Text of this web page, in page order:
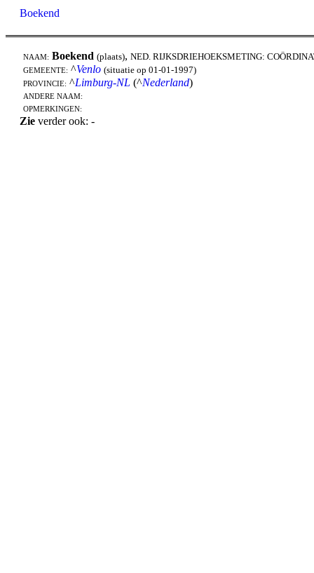
Boekend
NAAM: Boekend (plaats), NED. RIJKSDRIEHOEKSMETING:
GEMEENTE: ^Venlo (situatie op 01-01-1997)
PROVINCIE: ^Limburg-NL (^Nederland)
ANDERE NAAM:
OPMERKINGEN:
Zie verder ook: -